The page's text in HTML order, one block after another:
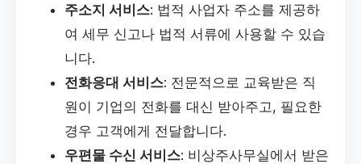
주소지 서비스: 법적 사업자 주소를 제공하
여 세무 신고나 법적 서류에 사용할 수 있습
니다.
전화응대 서비스: 전문적으로 교육받은 직
원이 기업의 전화를 대신 받아주고, 필요한
경우 고객에게 전달합니다.
우편물 수신 서비스: 비상주사무실에서 받은